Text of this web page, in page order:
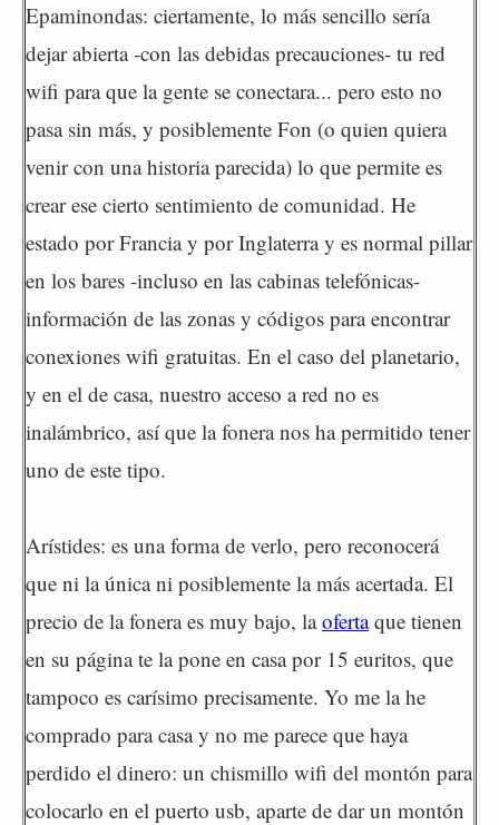
Epaminondas: ciertamente, lo más sencillo sería
dejar abierta -con las debidas precauciones- tu red
wifi para que la gente se conectara... pero esto no
pasa sin más, y posiblemente Fon (o quien quiera
venir con una historia parecida) lo que permite es
crear ese cierto sentimiento de comunidad. He
estado por Francia y por Inglaterra y es normal pillar
en los bares -incluso en las cabinas telefónicas-
información de las zonas y códigos para encontrar
conexiones wifi gratuitas. En el caso del planetario,
y en el de casa, nuestro acceso a red no es
inalámbrico, así que la fonera nos ha permitido tener
uno de este tipo.
Arístides: es una forma de verlo, pero reconocerá
que ni la única ni posiblemente la más acertada. El
precio de la fonera es muy bajo, laofertaque tienen
en su página te la pone en casa por 15 euritos, que
tampoco es carísimo precisamente. Yo me la he
comprado para casa y no me parece que haya
perdido el dinero: un chismillo wifi del montón para
colocarlo en el puerto usb, aparte de dar un montón